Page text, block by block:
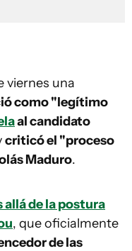
viernes una
como "legítimo
al candidato
criticó el "proceso
Maduro.
allá de la postura
, que oficialmente
de las